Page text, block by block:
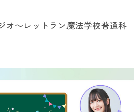
オ～レットラン魔法学校普通科